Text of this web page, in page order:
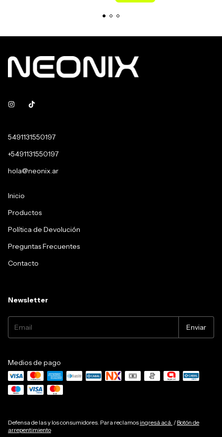
5491131550197
+5491131550197
hola@neonix.ar
Inicio
Productos
Política de Devolución
Preguntas Frecuentes
Contacto
Newsletter
Medios de pago
Defensa de las y los consumidores. Para reclamos ingresá acá. / Botón de
arrepentimiento